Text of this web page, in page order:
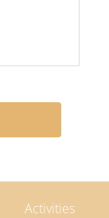
Activities